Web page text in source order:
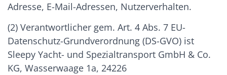
Adresse, E-Mail-Adressen, Nutzerverhalten.
(2) Verantwortlicher gem. Art. 4 Abs. 7 EU-
Datenschutz-Grundverordnung (DS-GVO) ist
Sleepy Yacht- und Spezialtransport GmbH & Co.
KG, Wasserwaage 1a, 24226